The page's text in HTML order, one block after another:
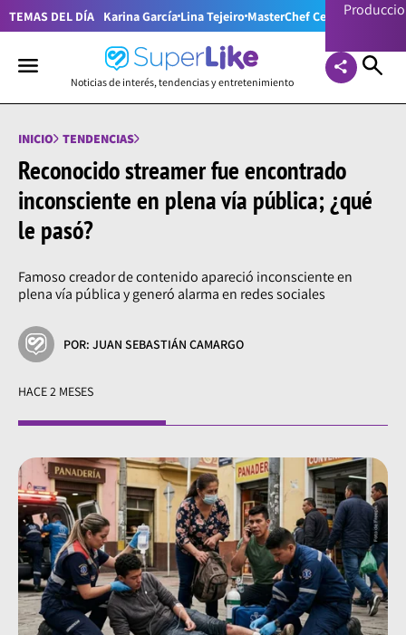
TEMAS DEL DÍA Karina García Lina Tejeiro MasterChef Celebrity
Noticias de interés, tendencias y entretenimiento
INICIO TENDENCIAS
Reconocido streamer fue encontrado
inconsciente en plena vía pública; ¿qué
le pasó?
Famoso creador de contenido apareció inconsciente en
plena vía pública y generó alarma en redes sociales
POR: JUAN SEBASTIÁN CAMARGO
HACE 2 MESES